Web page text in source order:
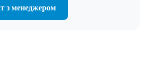
з менеджером